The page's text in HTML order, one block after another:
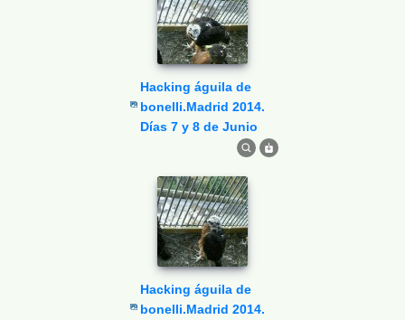
Hacking águila de
bonelli.Madrid 2014.
Días 7 y 8 de Junio
Hacking águila de
bonelli.Madrid 2014.